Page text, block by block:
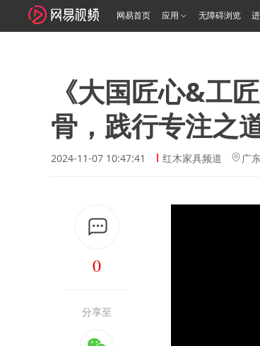
网易首页 应用 无障碍浏览
《大国匠心&工
骨，践行专注之
2024-11-07 10:47:41 红木家具频道 广
0
分享至